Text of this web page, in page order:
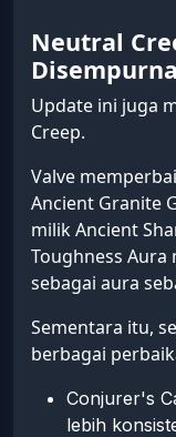
Neutral
Update ini juga
Creep.
Valve
Ancient Granite
milik Ancient
Toughness
sebagai aura
Sementara itu,
berbagai
Conjurer's
lebih